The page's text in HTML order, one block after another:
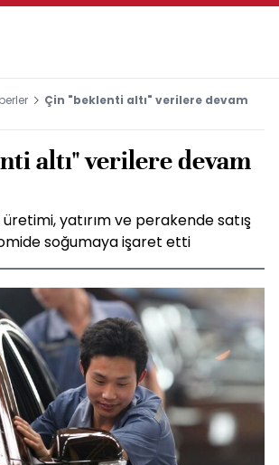
Çin "beklenti altı" verilere devam
altı" verilere devam
yatırım ve perakende satış
soğumaya işaret etti